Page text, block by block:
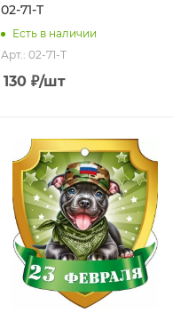
02-71-T
Есть в наличии
Арт.: 02-71-T
130 ₽/шт